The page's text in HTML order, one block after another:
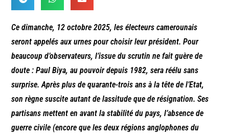
Ce dimanche, 12 octobre 2025, les électeurs camerounais
seront appelés aux urnes pour choisir leur président. Pour
beaucoup d’observateurs, l’issue du scrutin ne fait guère de
doute : Paul Biya, au pouvoir depuis 1982, sera réélu sans
surprise. Après plus de quarante-trois ans à la tête de l’Etat,
son règne suscite autant de lassitude que de résignation. Ses
partisans mettent en avant la stabilité du pays, l’absence de
guerre civile (encore que les deux régions anglophones du